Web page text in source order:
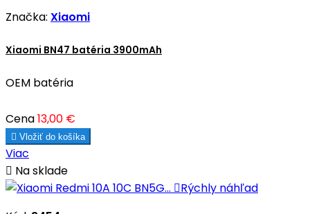
Značka: Xiaomi
Xiaomi BN47 batéria 3900mAh
OEM batéria
Cena13,00 €
 Vložiť do košíka
Viac
 Na sklade
Rýchly náhľad